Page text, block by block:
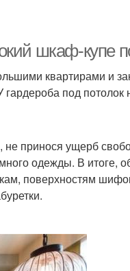
шкаф-купе
квартирами и
под
не принося ущерб
одежды. В итоге,
поверхностям